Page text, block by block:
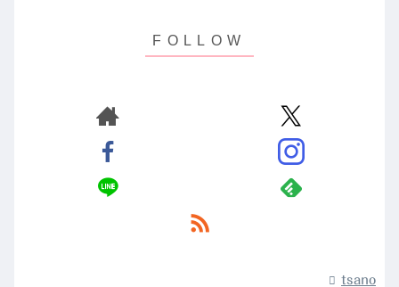
tsano